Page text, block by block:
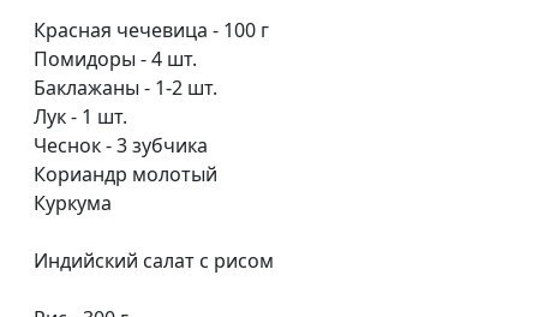
конфетки из киви с орехами
Ризотто с авокадо и соевым
соусом и ягодно-банановый
коктейль
Питы и омлет с кабачком
Медовые груши в слоёном
тесте
Красная чечевица - 100 г
Помидоры - 4 шт.
Баклажаны - 1-2 шт.
Лук - 1 шт.
Чеснок - 3 зубчика
Кориандр молотый
Куркума
Индийский салат с рисом